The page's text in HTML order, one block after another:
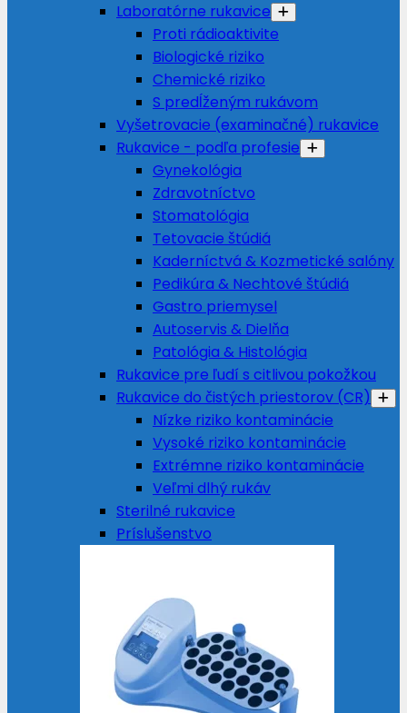
Laboratórne rukavice
Proti rádioaktivite
Biologické riziko
Chemické riziko
S predĺženým rukávom
Vyšetrovacie (examinačné) rukavice
Rukavice - podľa profesie
Gynekológia
Zdravotníctvo
Stomatológia
Tetovacie štúdiá
Kaderníctvá & Kozmetické salóny
Pedikúra & Nechtové štúdiá
Gastro priemysel
Autoservis & Dielňa
Patológia & Histológia
Rukavice pre ľudí s citlivou pokožkou
Rukavice do čistých priestorov (CR)
Nízke riziko kontaminácie
Vysoké riziko kontaminácie
Extrémne riziko kontaminácie
Veľmi dlhý rukáv
Sterilné rukavice
Príslušenstvo